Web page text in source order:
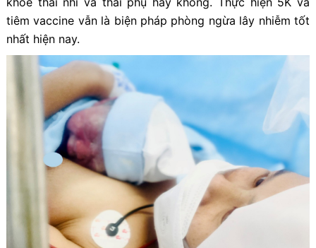
tiêm vaccine vẫn là biện pháp phòng ngừa lây nhiễm tốt
nhất hiện nay.